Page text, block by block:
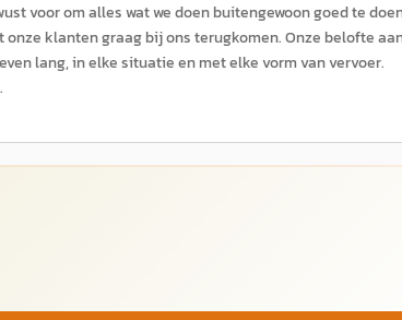
voor om alles wat we doen buitengewoon goed te
onze klanten graag bij ons terugkomen. Onze belofte
lang, in elke situatie en met elke vorm van vervoer.